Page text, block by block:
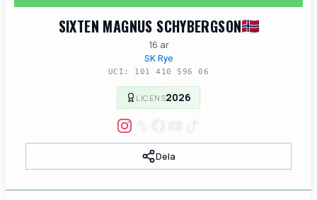
SIXTEN MAGNUS SCHYBERGSON
16 ar
SK Rye
UCI: 101 410 596 06
LICENS2026
Dela